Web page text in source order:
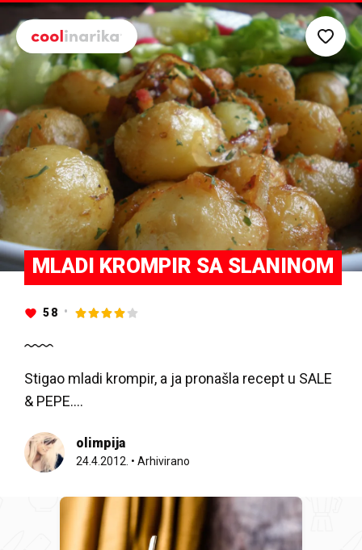
Preskoči na glavni sadržaj
MLADI KROMPIR SA SLANINOM
58
Stigao mladi krompir, a ja pronašla recept u SALE
& PEPE....
olimpija
24.4.2012. • Arhivirano